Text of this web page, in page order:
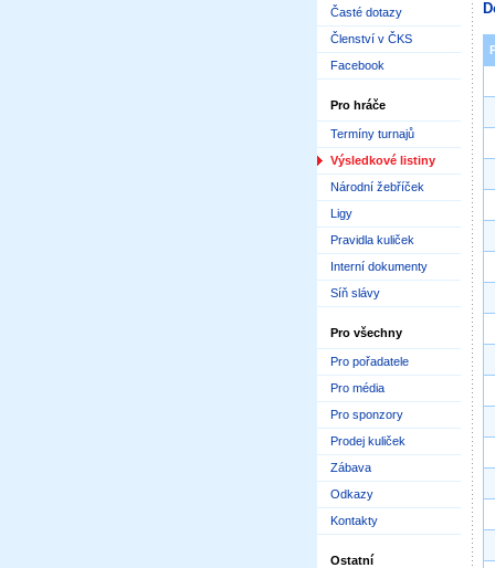
Časté dotazy
Členství v ČKS
Facebook
Pro hráče
Termíny turnajů
Výsledkové listiny
Národní žebříček
Ligy
Pravidla kuliček
Interní dokumenty
Síň slávy
Pro všechny
Pro pořadatele
Pro média
Pro sponzory
Prodej kuliček
Zábava
Odkazy
Kontakty
Ostatní